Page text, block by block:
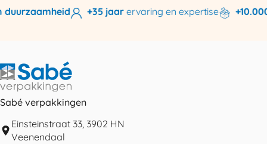
+35 jaarervaring en expertise +10.000
Sabé verpakkingen
Einsteinstraat 33, 3902 HN
Veenendaal